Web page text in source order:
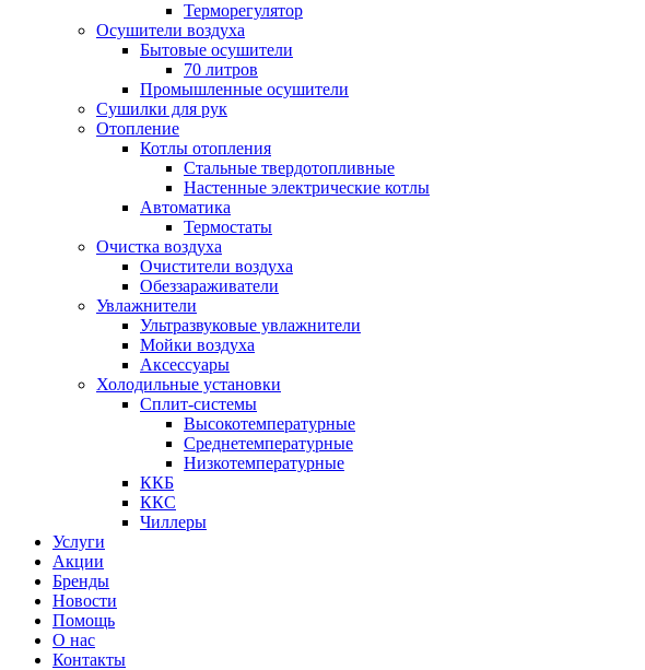
Терморегулятор
Осушители воздуха
Бытовые осушители
70 литров
Промышленные осушители
Сушилки для рук
Отопление
Котлы отопления
Стальные твердотопливные
Настенные электрические котлы
Автоматика
Термостаты
Очистка воздуха
Очистители воздуха
Обеззараживатели
Увлажнители
Ультразвуковые увлажнители
Мойки воздуха
Аксессуары
Холодильные установки
Сплит-системы
Высокотемпературные
Среднетемпературные
Низкотемпературные
ККБ
ККС
Чиллеры
Услуги
Акции
Бренды
Новости
Помощь
О нас
Контакты